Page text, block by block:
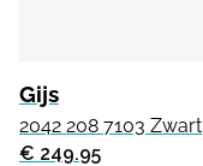
Gijs
2042 208 7103 Zwart
€ 249.95